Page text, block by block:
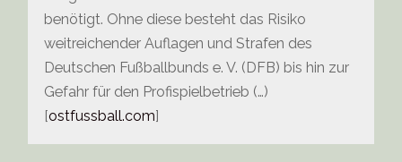
benötigt. Ohne diese besteht das Risiko
weitreichender Auflagen und Strafen des
Deutschen Fußballbunds e. V. (DFB) bis hin zur
Gefahr für den Profispielbetrieb (…)
[ostfussball.com]